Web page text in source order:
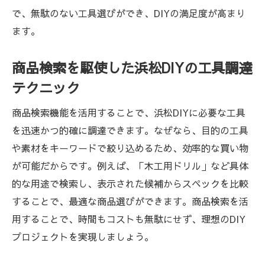
で、無駄のない工具選びができ、DIYの満足度が高まり
ます。
商品検索を駆使した浜松DIYの工具調達
テクニック
商品検索機能を活用することで、浜松DIYに必要な工具
を迅速かつ的確に調達できます。なぜなら、目的の工具
や素材をキーワードで絞り込めるため、効率的な買い物
が可能だからです。例えば、「木工用ドリル」など具体
的な用途で検索し、表示された候補からスペックを比較
することで、最適な商品選びができます。商品検索を活
用することで、時間もコストも無駄にせず、理想のDIY
プロジェクトを実現しましょう。